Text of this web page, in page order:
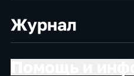
Журнал